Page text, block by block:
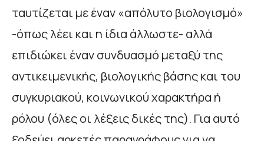
ταυτίζεται με έναν «απόλυτο βιολογισμό»
-όπως λέει και η ίδια άλλωστε- αλλά
επιδιώκει έναν συνδυασμό μεταξύ της
αντικειμενικής, βιολογικής βάσης και του
συγκυριακού, κοινωνικού χαρακτήρα ή
ρόλου (όλες οι λέξεις δικές της). Για αυτό